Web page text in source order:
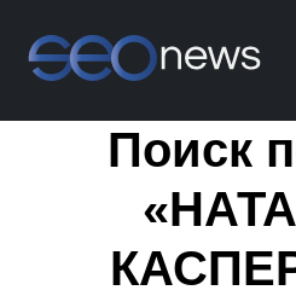
Поиск